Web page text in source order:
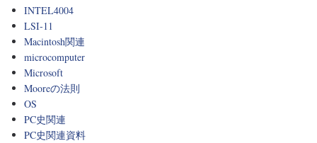
INTEL4004
LSI-11
Macintosh関連
microcomputer
Microsoft
Mooreの法則
OS
PC史関連
PC史関連資料